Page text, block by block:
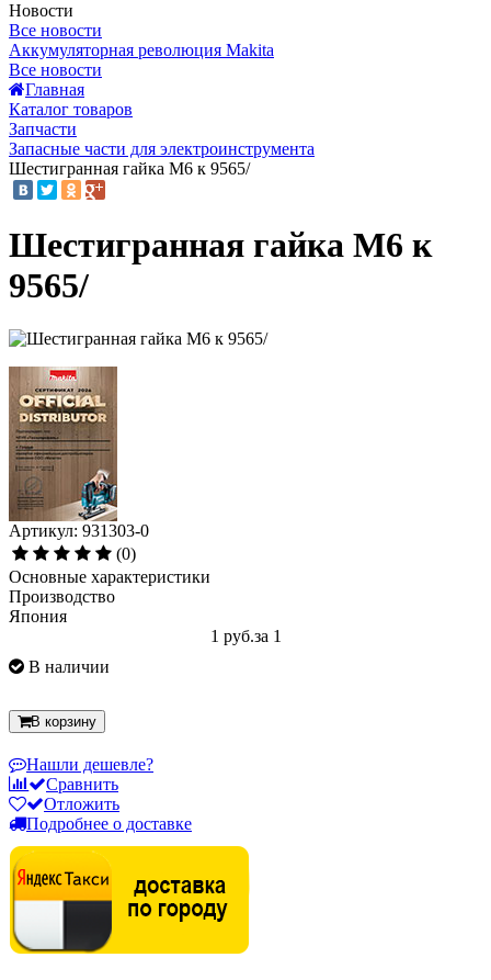
Новости
Все новости
Аккумуляторная революция Makita
Все новости
Главная
Каталог товаров
Запчасти
Запасные части для электроинструмента
Шестигранная гайка M6 к 9565/
Шестигранная гайка M6 к
9565/
Артикул: 931303-0
(0)
Основные характеристики
Производство
Япония
1 руб.за 1
В наличии
В корзину
Нашли дешевле?
Сравнить
Отложить
Подробнее о доставке